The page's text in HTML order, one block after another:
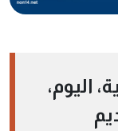
اليوم،